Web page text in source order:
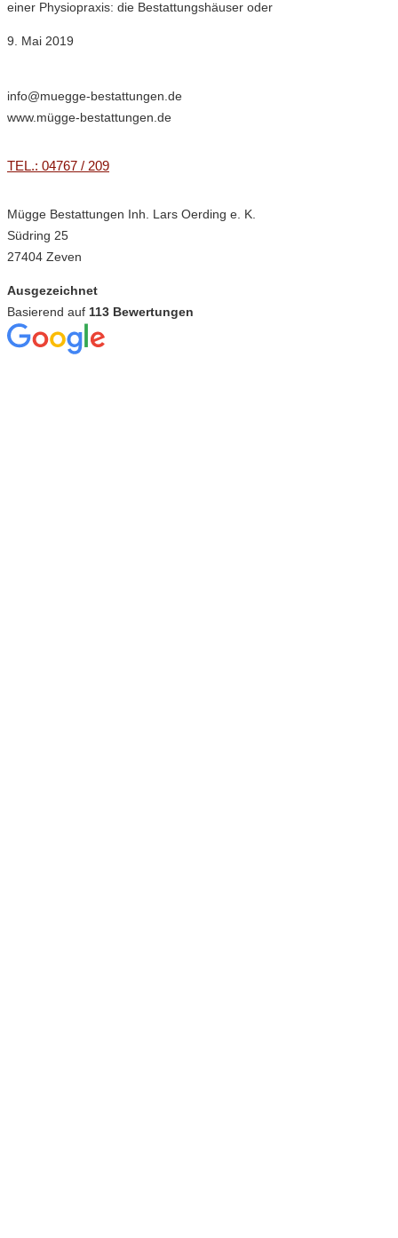
einer Physiopraxis: die Bestattungshäuser oder
9. Mai 2019
info@muegge-bestattungen.de
www.mügge-bestattungen.de
TEL.: 04767 / 209
Mügge Bestattungen Inh. Lars Oerding e. K.
Südring 25
27404 Zeven
Ausgezeichnet
Basierend auf 113 Bewertungen